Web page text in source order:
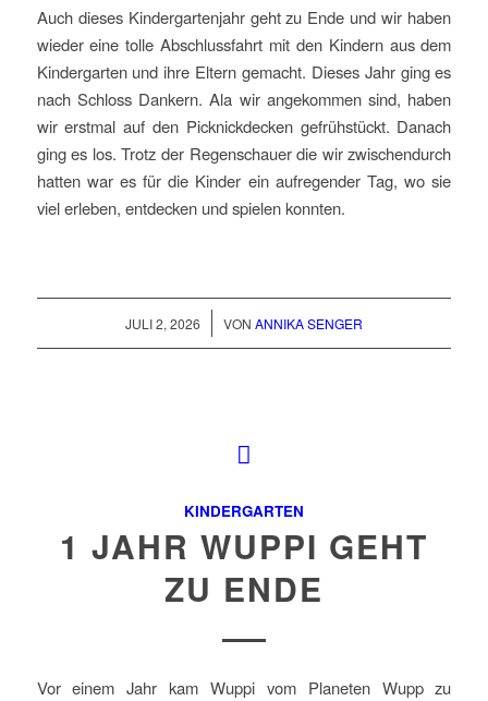
Auch dieses Kindergartenjahr geht zu Ende und wir haben
wieder eine tolle Abschlussfahrt mit den Kindern aus dem
Kindergarten und ihre Eltern gemacht. Dieses Jahr ging es
nach Schloss Dankern. Ala wir angekommen sind, haben
wir erstmal auf den Picknickdecken gefrühstückt. Danach
ging es los. Trotz der Regenschauer die wir zwischendurch
hatten war es für die Kinder ein aufregender Tag, wo sie
viel erleben, entdecken und spielen konnten.
JULI 2, 2026
/ VON ANNIKA SENGER
KINDERGARTEN
1 JAHR WUPPI GEHT
ZU ENDE
Vor einem Jahr kam Wuppi vom Planeten Wupp zu